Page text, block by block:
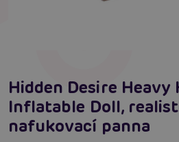
Hidden Desire Heavy
Inflatable Doll,
nafukovací panna